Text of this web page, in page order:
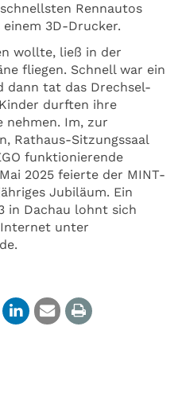
Rennautos
3D-Drucker.
wollte, ließ in der
fliegen. Schnell war ein
dann tat das Drechsel-
durften ihre
nehmen. Im, zur
Rathaus-Sitzungssaal
funktionierende
2025 feierte der MINT-
Jubiläum. Ein
in Dachau lohnt sich
unter